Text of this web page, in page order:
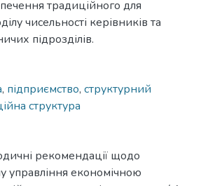
традиційного для
чисельності керівників та
підрозділів.
, підприємство, структурний
структура
рекомендації щодо
управління економічною